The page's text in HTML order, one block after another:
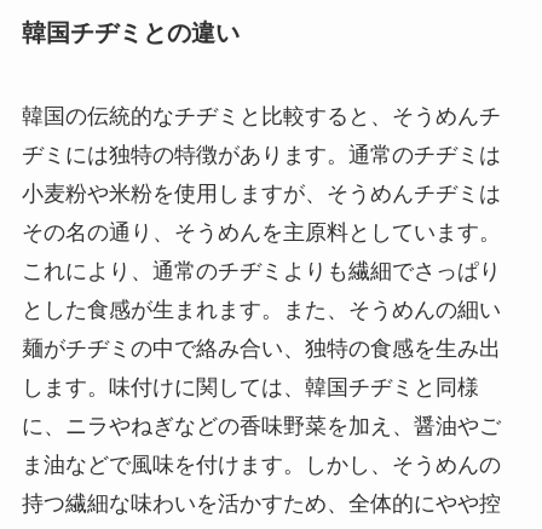
韓国チヂミとの違い
韓国の伝統的なチヂミと比較すると、そうめんチ
ヂミには独特の特徴があります。通常のチヂミは
小麦粉や米粉を使用しますが、そうめんチヂミは
その名の通り、そうめんを主原料としています。
これにより、通常のチヂミよりも繊細でさっぱり
とした食感が生まれます。また、そうめんの細い
麺がチヂミの中で絡み合い、独特の食感を生み出
します。味付けに関しては、韓国チヂミと同様
に、ニラやねぎなどの香味野菜を加え、醤油やご
ま油などで風味を付けます。しかし、そうめんの
持つ繊細な味わいを活かすため、全体的にやや控